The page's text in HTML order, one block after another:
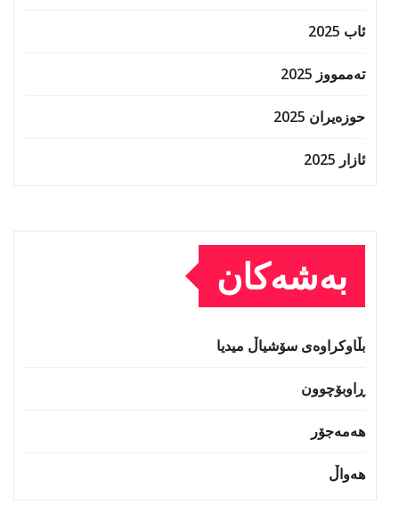
ئاب 2025
تەممووز 2025
حوزه‌یران 2025
ئازار 2025
بەشەکان
بڵاوکراوەی سۆشیاڵ میدیا
ڕاوبۆچوون
هەمەجۆر
هەواڵ